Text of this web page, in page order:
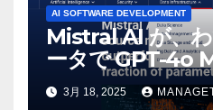
AI SOFTWARE DEVELOPMENT
Mistral AI が、
ータで GPT-4o
しいオープンソ
リース |
3月 18, 2025